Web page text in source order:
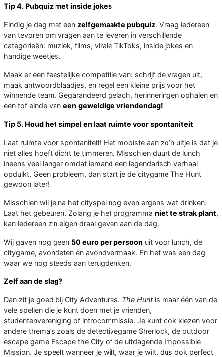
Tip 4. Pubquiz met inside jokes
Eindig je dag met een zelfgemaakte pubquiz. Vraag iedereen
van tevoren om vragen aan te leveren in verschillende
categorieën: muziek, films, virale TikToks, inside jokes en
handige weetjes.
Maak er een feestelijke competitie van: schrijf de vragen uit,
maak antwoordblaadjes, en regel een kleine prijs voor het
winnende team. Gegarandeerd gelach, herinneringen ophalen en
een tof einde van een geweldige vriendendag!
Tip 5. Houd het simpel en laat ruimte voor spontaniteit
Laat ruimte voor spontaniteit! Het mooiste aan zo’n uitje is dat je
niet alles hoeft dicht te timmeren. Misschien duurt de lunch
ineens veel langer omdat iemand een legendarisch verhaal
opduikt. Geen probleem, dan start je de citygame The Hunt
gewoon later!
Misschien wil je na het cityspel nog even ergens wat drinken.
Laat het gebeuren. Zolang je het programma niet te strak plant,
kan iedereen z’n eigen draai geven aan de dag.
Wij gaven nog geen 50 euro per persoon uit voor lunch, de
citygame, avondeten én avondvermaak. En het was een dag
waar we nog steeds aan terugdenken.
Zelf aan de slag?
Dan zit je goed bij City Adventures. The Hunt is maar één van de
vele spellen die je kunt doen met je vrienden,
studentenvereniging of introcommissie. Je kunt ook kiezen voor
andere thema’s zoals de detectivegame Sherlock, de outdoor
escape game Escape the City of de uitdagende Impossible
Mission. Je speelt wanneer je wilt, waar je wilt, dus ook perfect